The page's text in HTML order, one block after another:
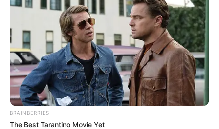
BRAINBERRIES
The Best Tarantino Movie Yet